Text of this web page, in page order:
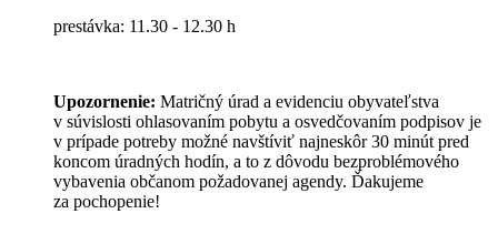
prestávka: 11.30 - 12.30 h
Upozornenie: Matričný úrad a evidenciu obyvateľstva
v súvislosti ohlasovaním pobytu a osvedčovaním podpisov je
v prípade potreby možné navštíviť najneskôr 30 minút pred
koncom úradných hodín, a to z dôvodu bezproblémového
vybavenia občanom požadovanej agendy. Ďakujeme
za pochopenie!